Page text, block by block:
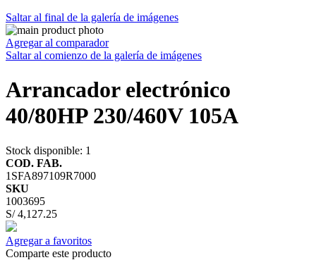
Saltar al final de la galería de imágenes
Agregar al comparador
Saltar al comienzo de la galería de imágenes
Arrancador electrónico
40/80HP 230/460V 105A
Stock disponible: 1
COD. FAB.
1SFA897109R7000
SKU
1003695
S/ 4,127.25
Agregar a favoritos
Comparte este producto